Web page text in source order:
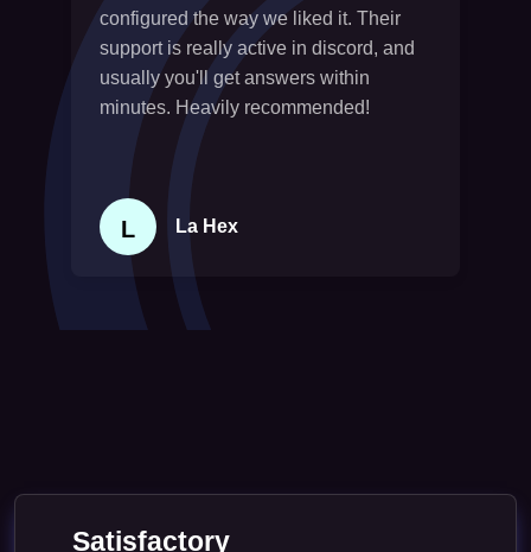
configured the way we liked it. Their
support is really active in discord, and
usually you'll get answers within
minutes. Heavily recommended!
L La Hex
Satisfactory